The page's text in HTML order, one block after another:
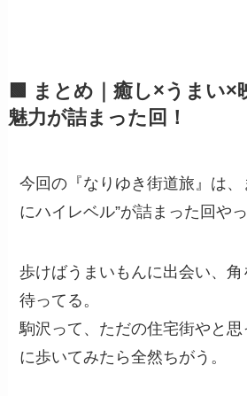
🟩 まとめ｜癒し×うまい×
魅力が詰まった回！
今回の『なりゆき街道旅』は、
にハイレベル”が詰まった回や
歩けばうまいもんに出会い、
待ってる。
駒沢って、ただの住宅街やと
に歩いてみたら全然ちがう。